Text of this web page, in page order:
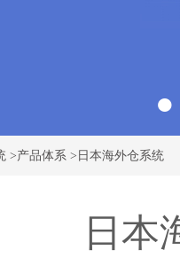
>产品体系 > 日本海外仓系统
日本